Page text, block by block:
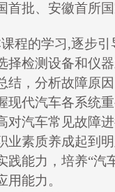
首批、安徽首所
程的学习,逐步
择检测设备和仪
结，分析故障原
现代汽车各系统
对汽车常见故障
业素质养成起到
践能力，培养“汽
用能力。